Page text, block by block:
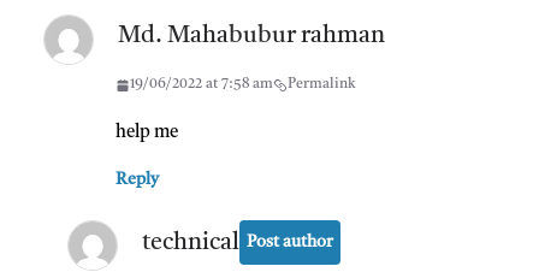
Md. Mahabubur rahman
19/06/2022 at 7:58 am Permalink
help me
Reply
technical Post author